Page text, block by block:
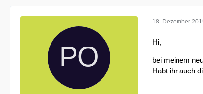
18. Dezember
Hi,
bei meinem
Habt ihr auch